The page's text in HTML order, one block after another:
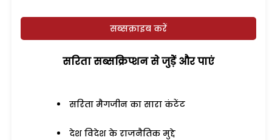
सब्सक्राइब करें
सरिता सब्सक्रिप्शन से जुड़ेें और पाएं
सरिता मैगजीन का सारा कंटेंट
देश विदेश के राजनैतिक मुद्दे